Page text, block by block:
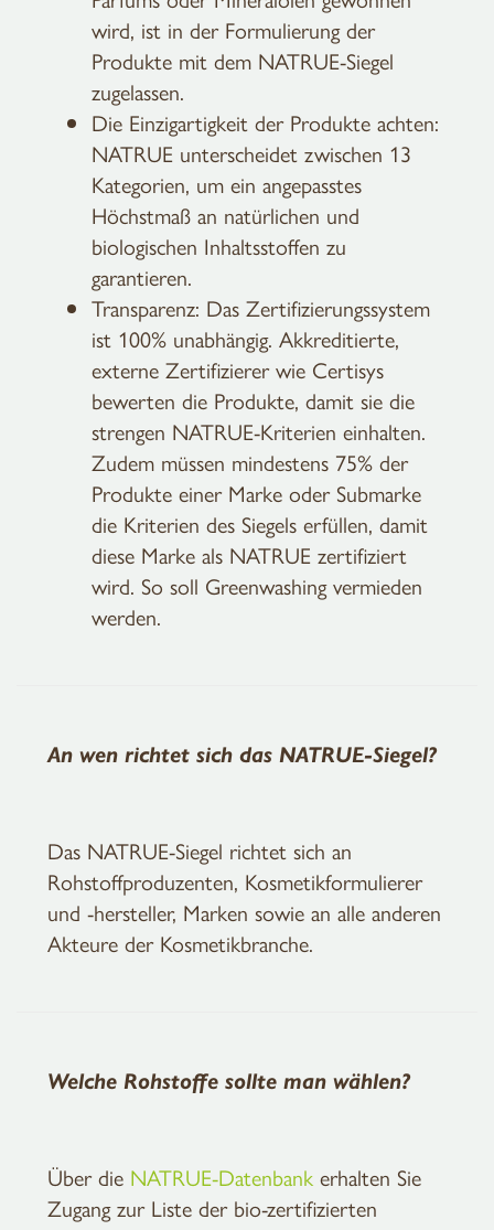
wird, ist in der Formulierung der
Produkte mit dem NATRUE-Siegel
zugelassen.
Die Einzigartigkeit der Produkte achten:
NATRUE unterscheidet zwischen 13
Kategorien, um ein angepasstes
Höchstmaß an natürlichen und
biologischen Inhaltsstoffen zu
garantieren.
Transparenz: Das Zertifizierungssystem
ist 100% unabhängig. Akkreditierte,
externe Zertifizierer wie Certisys
bewerten die Produkte, damit sie die
strengen NATRUE-Kriterien einhalten.
Zudem müssen mindestens 75% der
Produkte einer Marke oder Submarke
die Kriterien des Siegels erfüllen, damit
diese Marke als NATRUE zertifiziert
wird. So soll Greenwashing vermieden
werden.
An wen richtet sich das NATRUE-Siegel?
Das NATRUE-Siegel richtet sich an
Rohstoffproduzenten, Kosmetikformulierer
und -hersteller, Marken sowie an alle anderen
Akteure der Kosmetikbranche.
Welche Rohstoffe sollte man wählen?
Über die NATRUE-Datenbankerhalten Sie
Zugang zur Liste der bio-zertifizierten